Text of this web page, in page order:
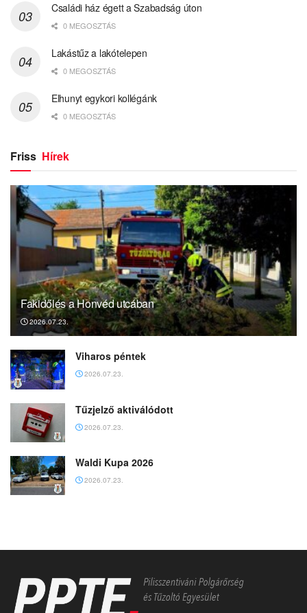
Családi ház égett a Szabadság úton
0 MEGOSZTÁS
Lakástűz a lakótelepen
0 MEGOSZTÁS
Elhunyt egykori kollégánk
0 MEGOSZTÁS
Friss Hírek
Fakidőlés a Honvéd utcában
2026.07.23.
Viharos péntek
2026.07.23.
Tűzjelző aktiválódott
2026.07.23.
Waldi Kupa 2026
2026.07.23.